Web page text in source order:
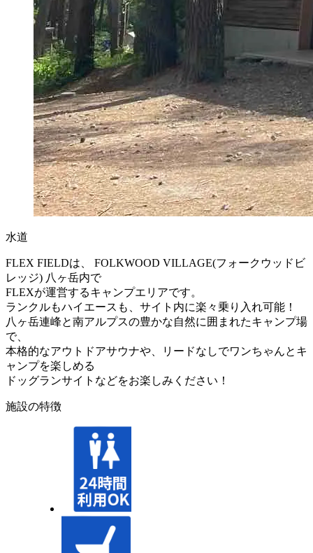
水道
FLEX FIELDは、 FOLKWOOD VILLAGE(フォークウッドビ
レッジ) 八ヶ岳内で
FLEXが運営するキャンプエリアです。
ランクルもハイエースも、サイト内に楽々乗り入れ可能！
八ヶ岳連峰と南アルプスの豊かな自然に囲まれたキャンプ場
で、
本格的なアウトドアサウナや、リードなしでワンちゃんとキ
ャンプを楽しめる
ドッグランサイトなどをお楽しみください！
施設の特徴